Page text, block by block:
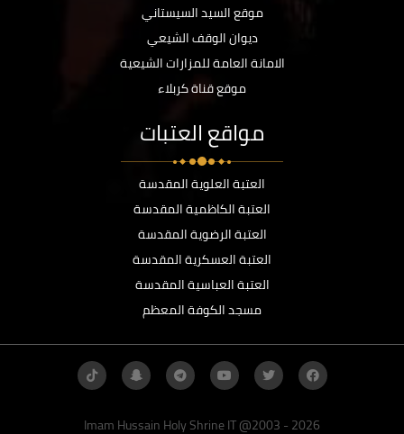
موقع السيد السيستاني
ديوان الوقف الشيعي
الامانة العامة للمزارات الشيعية
موقع قناة كربلاء
مواقع العتبات
العتبة العلوية المقدسة
العتبة الكاظمية المقدسة
العتبة الرضوية المقدسة
العتبة العسكرية المقدسة
العتبة العباسية المقدسة
مسجد الكوفة المعظم
Imam Hussain Holy Shrine IT @2003 - 2026